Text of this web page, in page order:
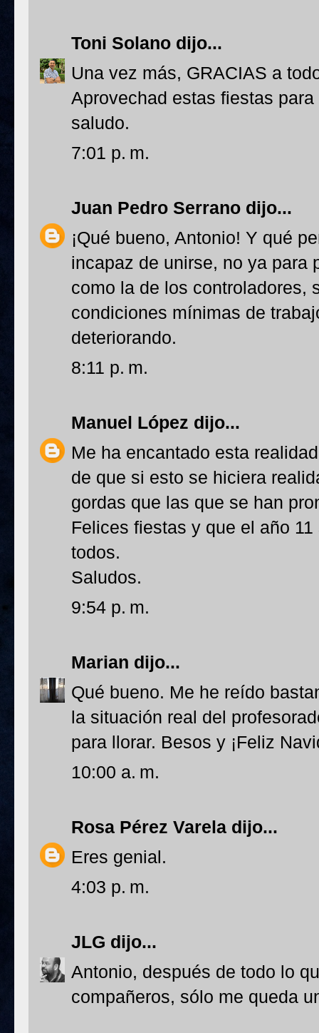
Toni Solano dijo...
Una vez más, GRACIAS a
Aprovechad estas fiestas
saludo.
7:01 p. m.
Juan Pedro Serrano dijo...
¡Qué bueno, Antonio! Y qué
incapaz de unirse, no ya para
como la de los controladores,
condiciones mínimas de
deteriorando.
8:11 p. m.
Manuel López dijo...
Me ha encantado esta
de que si esto se hiciera
gordas que las que se han
Felices fiestas y que el año
todos.
Saludos.
9:54 p. m.
Marian dijo...
Qué bueno. Me he reído
la situación real del
para llorar. Besos y ¡Feliz
10:00 a. m.
Rosa Pérez Varela dijo...
Eres genial.
4:03 p. m.
JLG dijo...
Antonio, después de todo lo
compañeros, sólo me queda